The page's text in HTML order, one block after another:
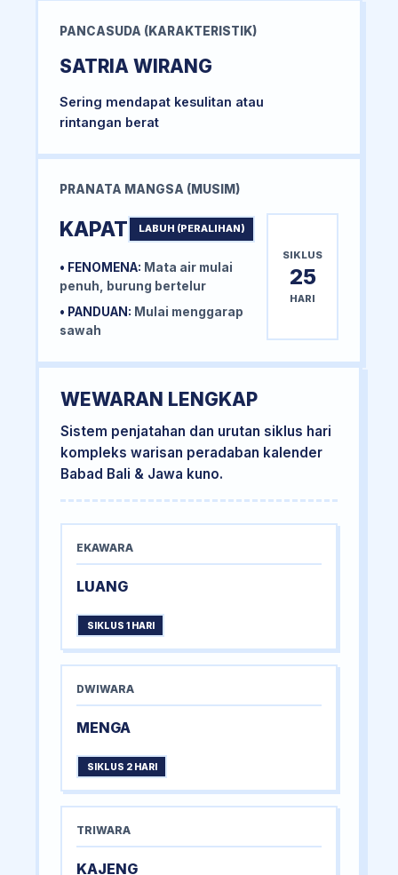
PANCASUDA (KARAKTERISTIK)
SATRIA WIRANG
Sering mendapat kesulitan atau
rintangan berat
PRANATA MANGSA (MUSIM)
KAPAT LABUH (PERALIHAN)
• FENOMENA: Mata air mulai
penuh, burung bertelur
• PANDUAN: Mulai menggarap
sawah
SIKLUS
25
HARI
WEWARAN LENGKAP
Sistem penjatahan dan urutan siklus hari
kompleks warisan peradaban kalender
Babad Bali & Jawa kuno.
EKAWARA
LUANG
SIKLUS 1 HARI
DWIWARA
MENGA
SIKLUS 2 HARI
TRIWARA
KAJENG